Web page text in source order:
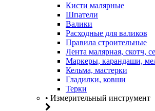
Кисти малярные
Шпатели
Валики
Расходные для валиков
Правила строительные
Лента малярная, скотч,
Маркеры, карандаши,
Кельма, мастерки
Гладилки, ковши
Терки
• Измерительный инструмент